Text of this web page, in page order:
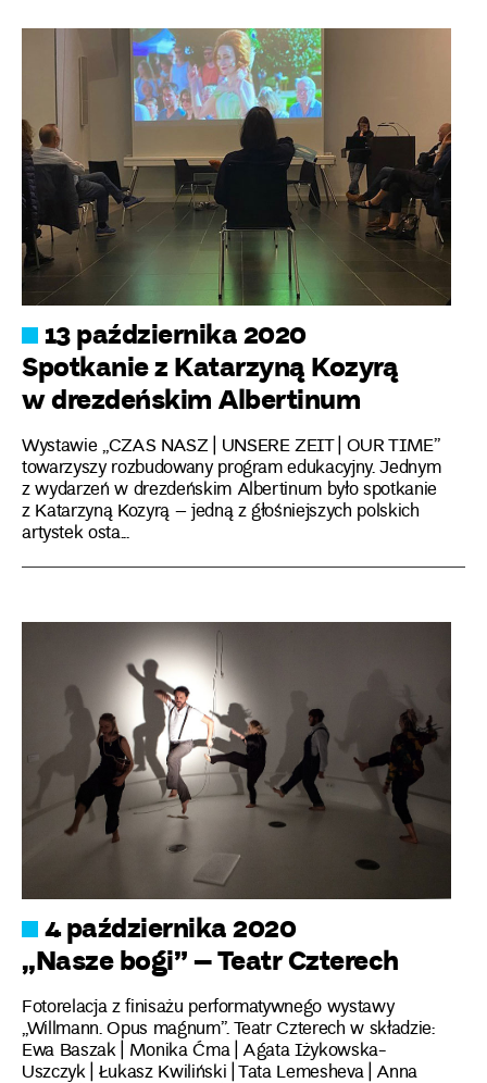
13 października 2020
Spotkanie z Katarzyną Kozyrą
w drezdeńskim Albertinum
Wystawie „CZAS NASZ | UNSERE ZEIT | OUR TIME”
towarzyszy rozbudowany program edukacyjny. Jednym
z wydarzeń w drezdeńskim Albertinum było spotkanie
z Katarzyną Kozyrą – jedną z głośniejszych polskich
artystek osta...
4 października 2020
„Nasze bogi” – Teatr Czterech
Fotorelacja z finisażu performatywnego wystawy
„Willmann. Opus magnum”. Teatr Czterech w składzie:
Ewa Baszak | Monika Ćma | Agata Iżykowska-
Uszczyk | Łukasz Kwiliński | Tata Lemesheva | Anna